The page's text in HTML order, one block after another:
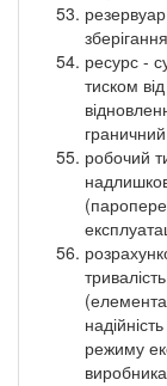
ресурс -
тиском
робочий
режиму